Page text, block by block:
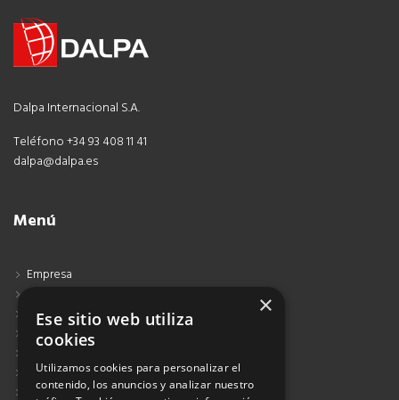
Dalpa Internacional S.A.
Teléfono +34 93 408 11 41
dalpa@dalpa.es
Menú
Empresa
Blog
Aviso Legal
Política de Privacidad
Política de Cookies
×
Ese sitio web utiliza
cookies
Utilizamos cookies para personalizar el
contenido, los anuncios y analizar nuestro